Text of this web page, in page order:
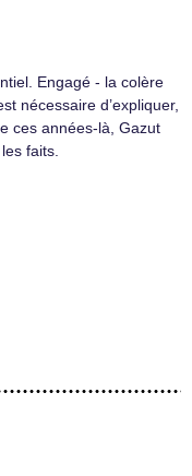
Engagé - la colère
nécessaire d’expliquer,
ces années-là, Gazut
faits.